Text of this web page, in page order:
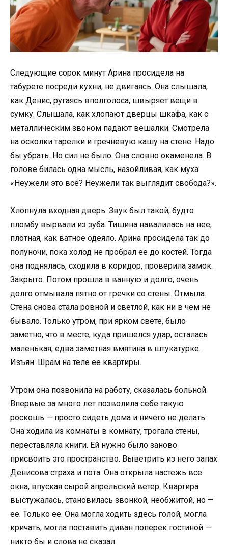
Следующие сорок минут Арина просидела на
табурете посреди кухни, не двигаясь. Она слышала,
как Денис, ругаясь вполголоса, швыряет вещи в
сумку. Слышала, как хлопают дверцы шкафа, как с
металлическим звоном падают вешалки. Смотрела
на осколки тарелки и гречневую кашу на стене. Надо
бы убрать. Но сил не было. Она словно окаменела. В
голове билась одна мысль, назойливая, как муха:
«Неужели это всё? Неужели так выглядит свобода?».
Хлопнула входная дверь. Звук был такой, будто
пломбу вырвали из зуба. Тишина навалилась на нее,
плотная, как ватное одеяло. Арина просидела так до
полуночи, пока холод не пробрал ее до костей. Тогда
она поднялась, сходила в коридор, проверила замок.
Закрыто. Потом прошла в ванную и долго, очень
долго отмывала пятно от гречки со стены. Отмыла.
Стена снова стала ровной и светлой, как ни в чем не
бывало. Только утром, при ярком свете, было
заметно, что в месте, куда пришелся удар, осталась
маленькая, едва заметная вмятина в штукатурке.
Изъян. Шрам на теле ее квартиры.
Утром она позвонила на работу, сказалась больной.
Впервые за много лет позволила себе такую
роскошь — просто сидеть дома и ничего не делать.
Она ходила из комнаты в комнату, трогала стены,
переставляла книги. Ей нужно было заново
присвоить это пространство. Выветрить из него запах
Денисова страха и пота. Она открыла настежь все
окна, впуская сырой апрельский ветер. Квартира
выстужалась, становилась звонкой, необжитой, но —
ее. Только ее. Она могла ходить здесь голой, могла
кричать, могла поставить диван поперек гостиной —
никто бы и слова не сказал.